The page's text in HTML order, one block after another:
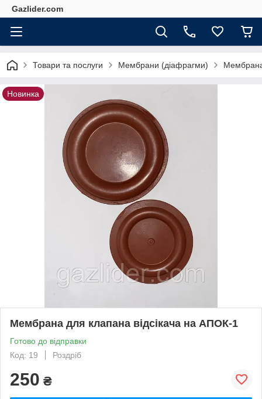
Gazlider.com
Товари та послуги Мембрани (діафрагми)
Новинка
Мембрана для клапана відсікача на АПОК-1
Готово до відправки
Код: 19
Роздріб
250 ₴